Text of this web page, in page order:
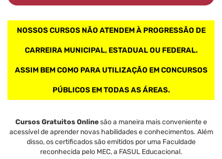
NOSSOS CURSOS NÃO ATENDEM À PROGRESSÃO DE
CARREIRA MUNICIPAL, ESTADUAL OU FEDERAL.
ASSIM BEM COMO PARA UTILIZAÇÃO EM CONCURSOS
PÚBLICOS EM TODAS AS ÁREAS.
Cursos Gratuitos Onlinesão a maneira mais conveniente e
acessível de aprender novas habilidades e conhecimentos. Além
disso, os certificados são emitidos por uma Faculdade
reconhecida pelo MEC, a FASUL Educacional.